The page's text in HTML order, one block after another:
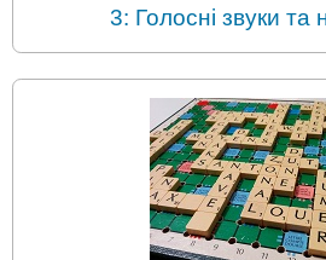
3: Голосні звуки та